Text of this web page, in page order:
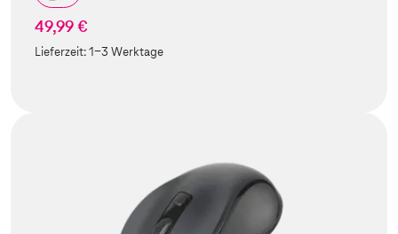
49,99 €
Lieferzeit:1-3 Werktage